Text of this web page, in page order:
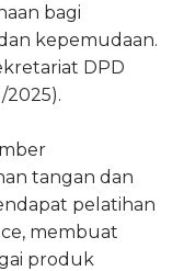
bagi
kepemudaan.
DPD
2025).
tangan dan
pelatihan
membuat
produk